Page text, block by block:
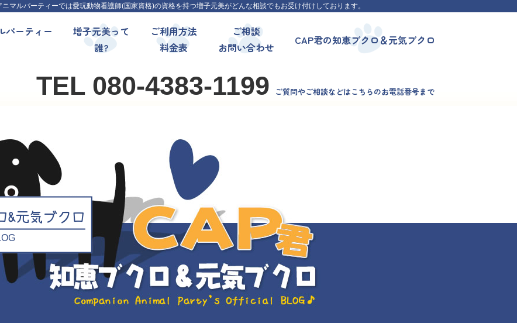
マルパーティーでは愛玩動物看護師(国家資格)の資格を持つ増子元美がどんな相談でもお受け付けしております。
パーティー
増子元美って
誰?
ご利用方法
料金表
ご相談
お問い合わせ
CAP君の知恵ブクロ＆元気ブクロ
TEL 080-4383-1199 ご質問やご相談などはこちらのお電話番号まで
&元気ブクロ